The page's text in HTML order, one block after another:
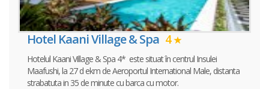
Hotel Kaani Village & Spa 4
Hotelul Kaani Village & Spa 4* este situat în centrul Insulei
Maafushi, la 27 d ekm de Aeroportul International Male, distanta
strabatuta in 35 de minute cu barca cu motor.